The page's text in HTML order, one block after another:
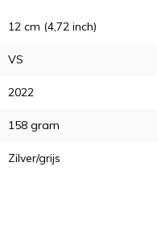
12 cm (4,72 inch)
VS
2022
158 gram
Zilver/grijs